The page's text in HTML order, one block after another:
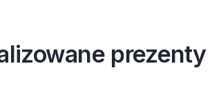
prezenty